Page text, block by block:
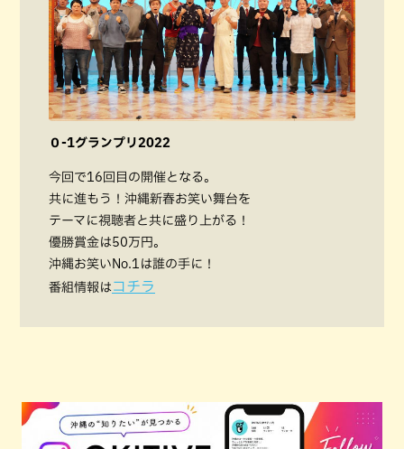
０-1グランプリ2022
今回で16回目の開催となる。
共に進もう！沖縄新春お笑い舞台を
テーマに視聴者と共に盛り上がる！
優勝賞金は50万円。
沖縄お笑いNo.1は誰の手に！
番組情報はコチラ